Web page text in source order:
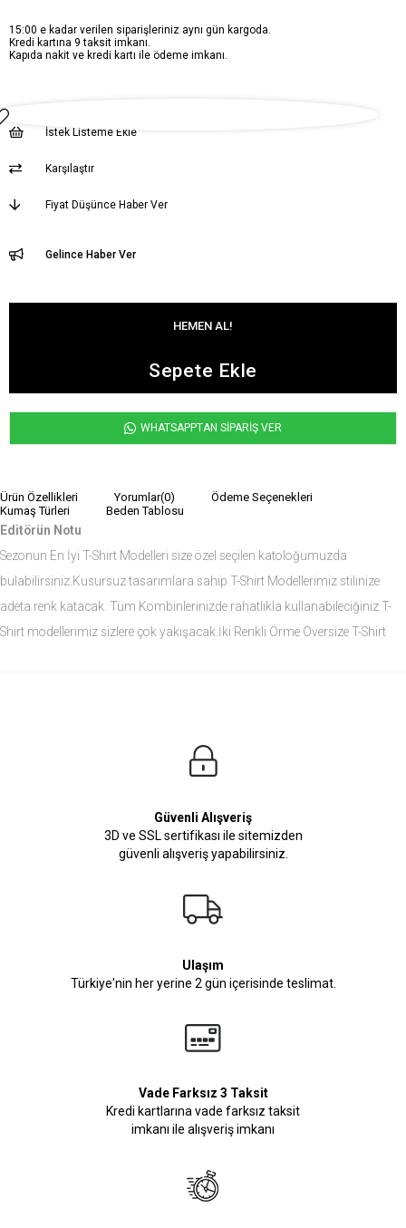
15:00 e kadar verilen siparişleriniz aynı gün kargoda.
Kredi kartına 9 taksit imkanı.
Kapıda nakit ve kredi kartı ile ödeme imkanı.
İstek Listeme Ekle
Karşılaştır
Fiyat Düşünce Haber Ver
Gelince Haber Ver
WHATSAPPTAN SİPARİŞ VER
Ürün Özellikleri Yorumlar(0)
Ödeme Seçenekleri
Kumaş Türleri
Beden Tablosu
Editörün Notu
Sezonun En İyi T-Shirt Modelleri size özel seçilen katoloğumuzda
bulabilirsiniz.Kusursuz tasarımlara sahip T-Shirt Modellerimiz stilinize
adeta renk katacak. Tüm Kombinlerinizde rahatlıkla kullanabileciğiniz T-
Shirt modellerimiz sizlere çok yakışacak.İki Renkli Örme Oversize T-Shirt
Güvenli Alışveriş
3D ve SSL sertifikası ile sitemizden
güvenli alışveriş yapabilirsiniz.
Ulaşım
Türkiye'nin her yerine 2 gün içerisinde teslimat.
Vade Farksız 3 Taksit
Kredi kartlarına vade farksız taksit
imkanı ile alışveriş imkanı